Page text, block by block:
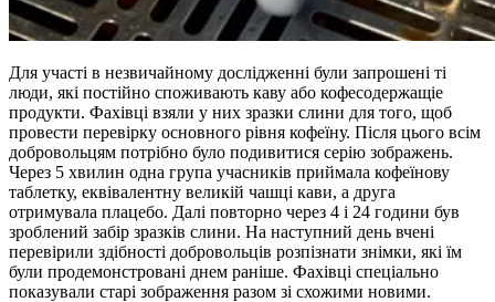
Для участі в незвичайному дослідженні були запрошені ті
люди, які постійно споживають каву або кофесодержащіе
продукти. Фахівці взяли у них зразки слини для того, щоб
провести перевірку основного рівня кофеїну. Після цього всім
добровольцям потрібно було подивитися серію зображень.
Через 5 хвилин одна група учасників приймала кофеїнову
таблетку, еквівалентну великій чашці кави, а друга
отримувала плацебо. Далі повторно через 4 і 24 години був
зроблений забір зразків слини. На наступний день вчені
перевірили здібності добровольців розпізнати знімки, які їм
були продемонстровані днем ​​раніше. Фахівці спеціально
показували старі зображення разом зі схожими новими.